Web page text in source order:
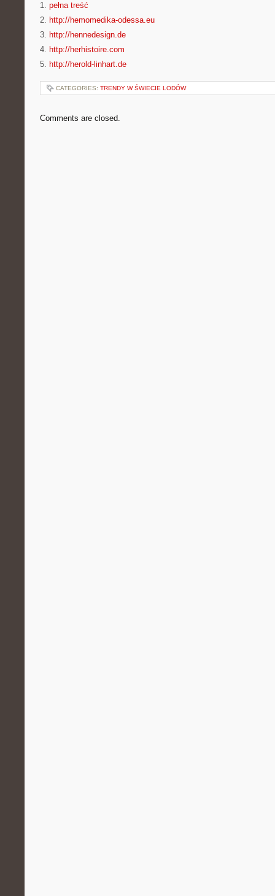
1. pełna treść
2. http://hemomedika-odessa.eu
3. http://hennedesign.de
4. http://herhistoire.com
5. http://herold-linhart.de
CATEGORIES: TRENDY W ŚWIECIE LODÓW
Comments are closed.